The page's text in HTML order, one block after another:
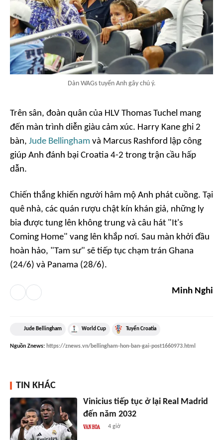
Dàn WAGs tuyển Anh gây chú ý.
Trên sân, đoàn quân của HLV Thomas Tuchel mang
đến màn trình diễn giàu cảm xúc. Harry Kane ghi 2
bàn, Jude Bellingham và Marcus Rashford lập công
giúp Anh đánh bại Croatia 4-2 trong trận cầu hấp
dẫn.
Chiến thắng khiến người hâm mộ Anh phát cuồng. Tại
quê nhà, các quán rượu chật kín khán giả, những ly
bia được tung lên không trung và câu hát "It's
Coming Home" vang lên khắp nơi. Sau màn khởi đầu
hoàn hảo, "Tam sư" sẽ tiếp tục chạm trán Ghana
(24/6) và Panama (28/6).
Minh Nghi
Jude Bellingham World Cup Tuyển Croatia
Nguồn Znews: https://znews.vn/bellingham-hon-ban-gai-post1660973.html
TIN KHÁC
Vinicius tiếp tục ở lại Real Madrid
đến năm 2032
4 giờ